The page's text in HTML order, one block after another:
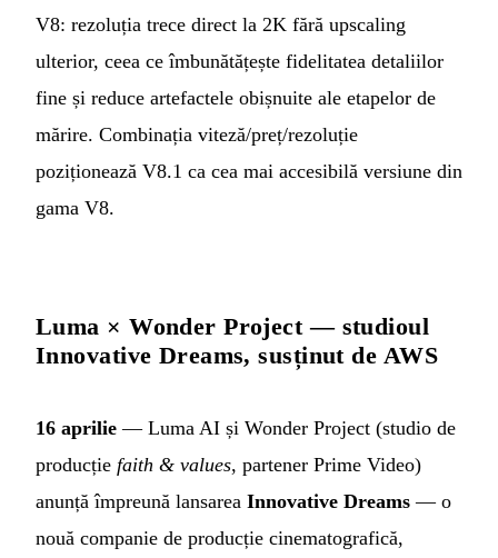
V8: rezoluția trece direct la 2K fără upscaling
ulterior, ceea ce îmbunătățește fidelitatea detaliilor
fine și reduce artefactele obișnuite ale etapelor de
mărire. Combinația viteză/preț/rezoluție
poziționează V8.1 ca cea mai accesibilă versiune din
gama V8.
Luma × Wonder Project — studioul
Innovative Dreams, susținut de AWS
16 aprilie — Luma AI și Wonder Project (studio de
producție faith & values, partener Prime Video)
anunță împreună lansarea Innovative Dreams — o
nouă companie de producție cinematografică,